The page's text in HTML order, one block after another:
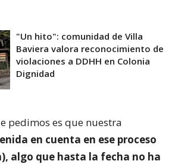
"Un hito": comunidad de Villa
Baviera valora reconocimiento de
violaciones a DDHH en Colonia
Dignidad
pedimos es que nuestra
en cuenta en ese proceso
algo que hasta la fecha no ha